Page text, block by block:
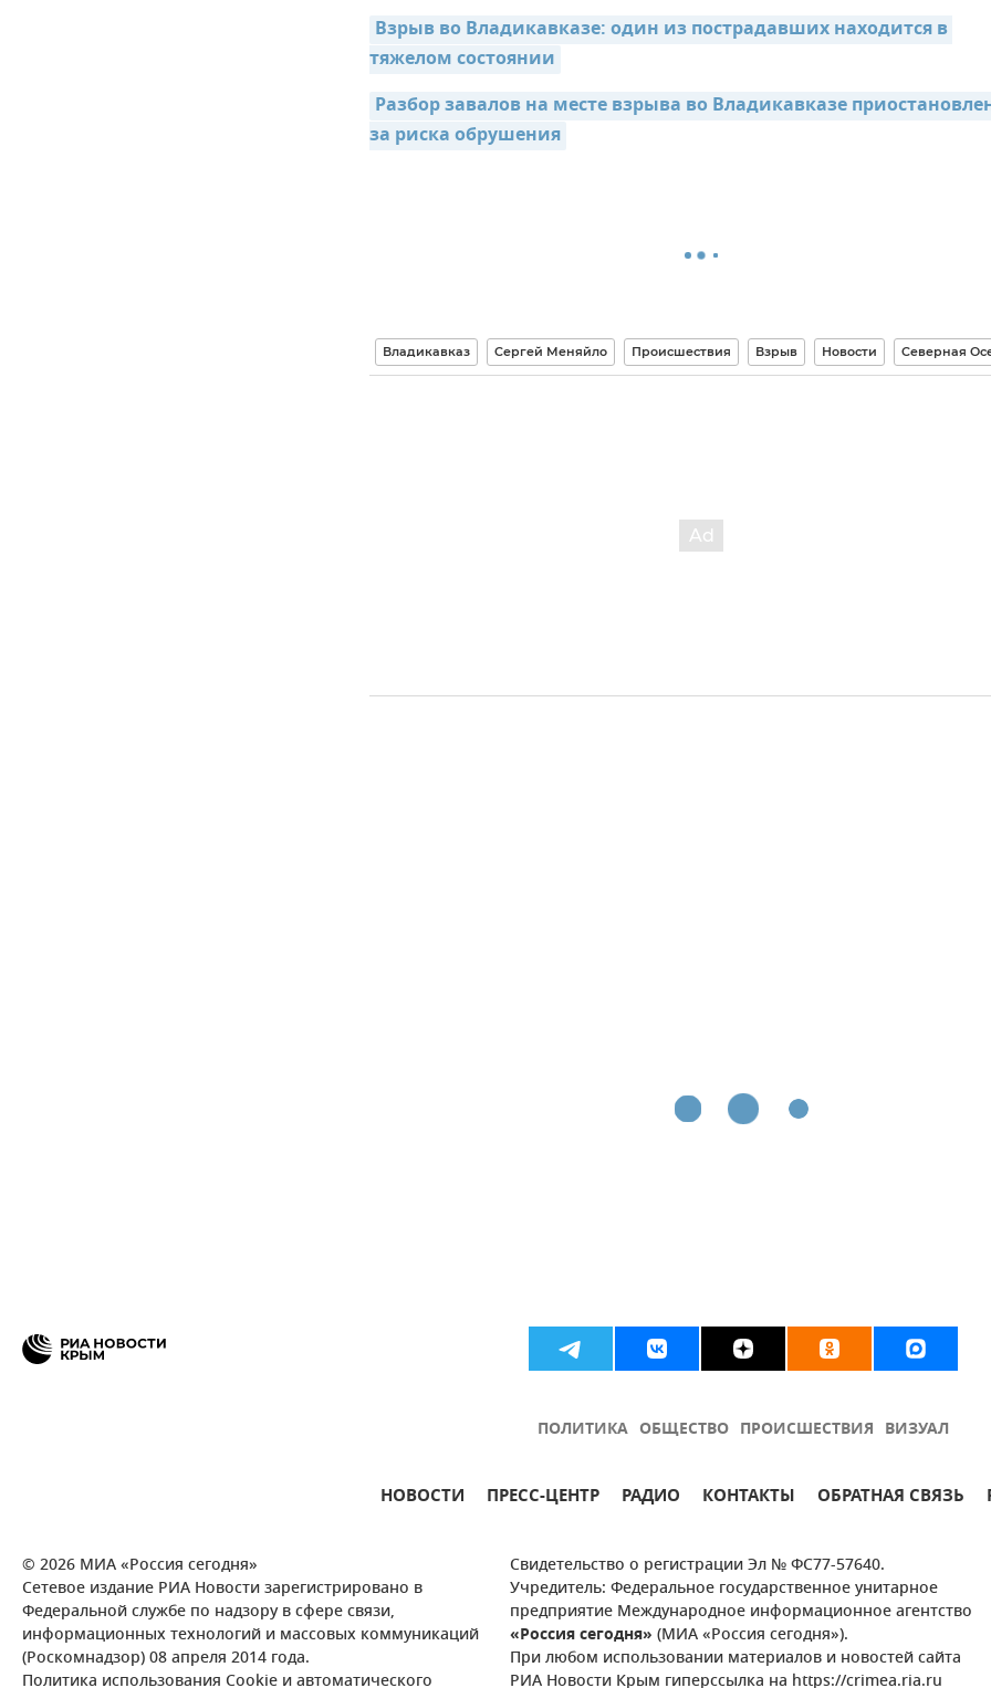
Взрыв во Владикавказе: один из пострадавших находится в
тяжелом состоянии
Разбор завалов на месте взрыва во Владикавказе
за риска обрушения
Владикавказ Сергей Меняйло Происшествия Взрыв Новости Северная
ПОЛИТИКА ОБЩЕСТВО ПРОИСШЕСТВИЯ ВИЗУАЛ
НОВОСТИ ПРЕСС-ЦЕНТР РАДИО КОНТАКТЫ ОБРАТНАЯ СВЯЗЬ
© 2026 МИА «Россия сегодня»
Сетевое издание РИА Новости зарегистрировано в
Федеральной службе по надзору в сфере связи,
информационных технологий и массовых коммуникаций
(Роскомнадзор) 08 апреля 2014 года.
Политика использования Cookie и автоматического
Свидетельство о регистрации Эл № ФС77-57640.
Учредитель: Федеральное государственное унитарное
предприятие Международное информационное агентство
«Россия сегодня» (МИА «Россия сегодня»).
При любом использовании материалов и новостей сайта
РИА Новости Крым гиперссылка на https://crimea.ria.ru